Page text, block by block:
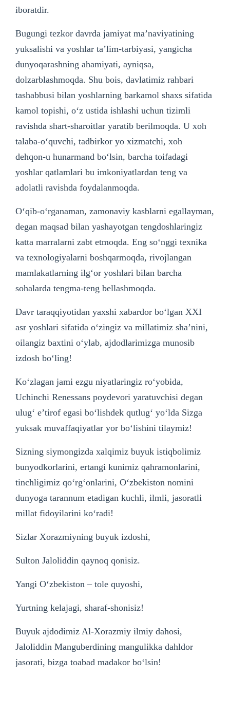
iboratdir.
Bugungi tezkor davrda jamiyat ma’naviyatining
yuksalishi va yoshlar ta’lim-tarbiyasi, yangicha
dunyoqarashning ahamiyati, ayniqsa,
dolzarblashmoqda. Shu bois, davlatimiz rahbari
tashabbusi bilan yoshlarning barkamol shaxs sifatida
kamol topishi, o‘z ustida ishlashi uchun tizimli
ravishda shart-sharoitlar yaratib berilmoqda. U xoh
talaba-o‘quvchi, tadbirkor yo xizmatchi, xoh
dehqon-u hunarmand bo‘lsin, barcha toifadagi
yoshlar qatlamlari bu imkoniyatlardan teng va
adolatli ravishda foydalanmoqda.
O‘qib-o‘rganaman, zamonaviy kasblarni egallayman,
degan maqsad bilan yashayotgan tengdoshlaringiz
katta marralarni zabt etmoqda. Eng so‘nggi texnika
va texnologiyalarni boshqarmoqda, rivojlangan
mamlakatlarning ilg‘or yoshlari bilan barcha
sohalarda tengma-teng bellashmoqda.
Davr taraqqiyotidan yaxshi xabardor bo‘lgan XXI
asr yoshlari sifatida o‘zingiz va millatimiz sha’nini,
oilangiz baxtini o‘ylab, ajdodlarimizga munosib
izdosh bo‘ling!
Ko‘zlagan jami ezgu niyatlaringiz ro‘yobida,
Uchinchi Renessans poydevori yaratuvchisi degan
ulug‘ e’tirof egasi bo‘lishdek qutlug‘ yo‘lda Sizga
yuksak muvaffaqiyatlar yor bo‘lishini tilaymiz!
Sizning siymongizda xalqimiz buyuk istiqbolimiz
bunyodkorlarini, ertangi kunimiz qahramonlarini,
tinchligimiz qo‘rg‘onlarini, O‘zbekiston nomini
dunyoga tarannum etadigan kuchli, ilmli, jasoratli
millat fidoyilarini ko‘radi!
Sizlar Xorazmiyning buyuk izdoshi,
Sulton Jaloliddin qaynoq qonisiz.
Yangi O‘zbekiston – tole quyoshi,
Yurtning kelajagi, sharaf-shonisiz!
Buyuk ajdodimiz Al-Xorazmiy ilmiy dahosi,
Jaloliddin Manguberdining mangulikka dahldor
jasorati, bizga toabad madakor bo‘lsin!